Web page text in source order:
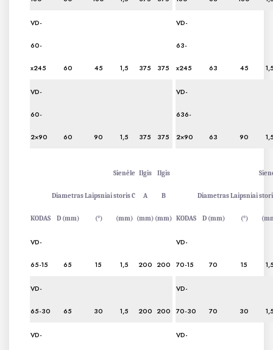
VD-
60-
x245 60 45 1,5 375 375
VD-
63-
x245 63 45
VD-
60-
2×90 60 90 1,5 375 375
VD-
636-
2×90 63 90
KODAS
Diametras
D (mm)
Laipsniai
(°)
Sienėle
storis C
(mm)
Ilgis
A
(mm)
Ilgis
B
(mm) KODAS
Diametras
D (mm)
Laipsniai
(°)
VD-
65-15 65 15 1,5 200 200
VD-
70-15 70 15
VD-
65-30 65 30 1,5 200 200
VD-
70-30 70 30
VD- VD-